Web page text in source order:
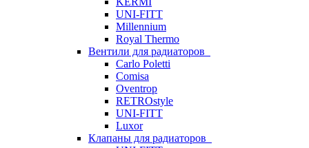
UNI-FITT
Millennium
Royal Thermo
Вентили для радиаторов
Carlo Poletti
Comisa
Oventrop
RETROstyle
UNI-FITT
Luxor
Клапаны для радиаторов